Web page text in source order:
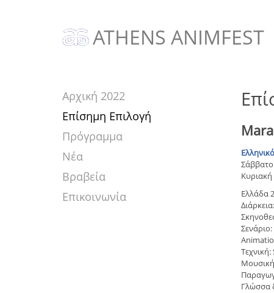
ATHENS ANIMFEST
Αρχική 2022
Επίσημη Επιλογή
Πρόγραμμα
Νέα
Βραβεία
Επικοινωνία
Ελλάδα
Γλώσσα